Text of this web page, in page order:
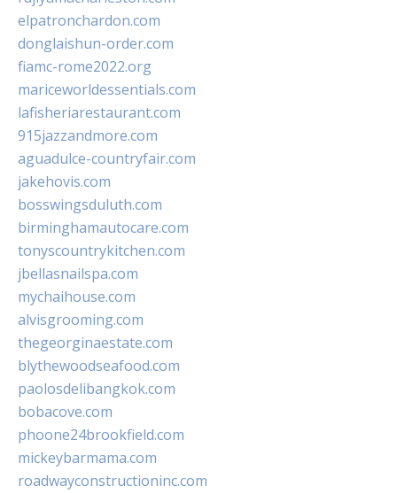
elpatronchardon.com
donglaishun-order.com
fiamc-rome2022.org
mariceworldessentials.com
lafisheriarestaurant.com
915jazzandmore.com
aguadulce-countryfair.com
jakehovis.com
bosswingsduluth.com
birminghamautocare.com
tonyscountrykitchen.com
jbellasnailspa.com
mychaihouse.com
alvisgrooming.com
thegeorginaestate.com
blythewoodseafood.com
paolosdelibangkok.com
bobacove.com
phoone24brookfield.com
mickeybarmama.com
roadwayconstructioninc.com